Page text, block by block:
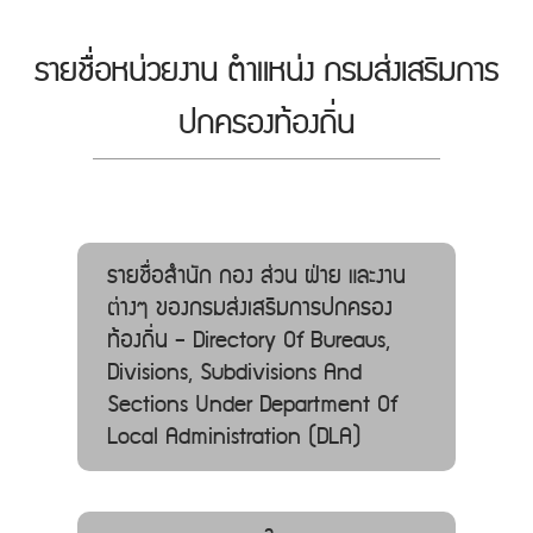
รายชื่อหน่วยงาน ตำแหน่ง กรมส่งเสริมการ
ปกครองท้องถิ่น
รายชื่อสำนัก กอง ส่วน ฝ่าย และงาน
ต่างๆ ของกรมส่งเสริมการปกครอง
ท้องถิ่น - Directory Of Bureaus,
Divisions, Subdivisions And
Sections Under Department Of
Local Administration (DLA)